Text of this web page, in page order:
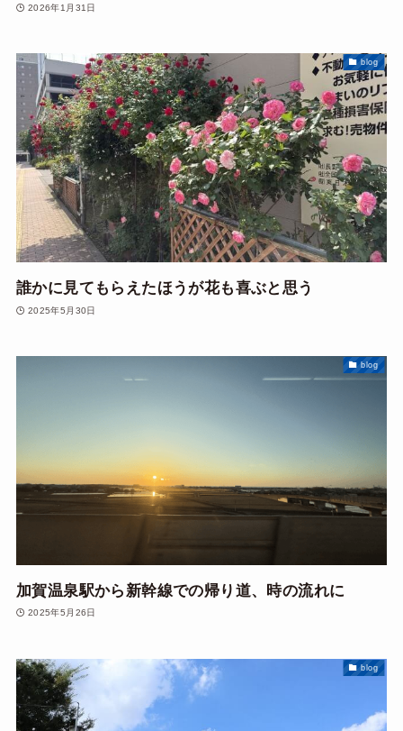
2026年1月31日
blog
誰かに見てもらえたほうが花も喜ぶと思う
2025年5月30日
blog
加賀温泉駅から新幹線での帰り道、時の流れに
2025年5月26日
blog